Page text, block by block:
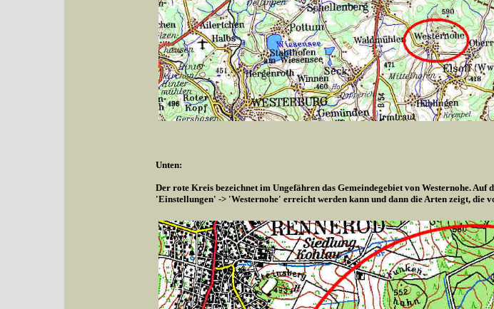
Unten:
Der rote Kreis bezeichnet im Ungefähren das Gemeindegebiet von Westernohe.
'Einstellungen' -> 'Westernohe' erreicht werden kann und dann die Arten zeigt, die